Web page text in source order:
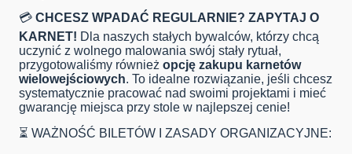
💳 CHCESZ WPADAĆ REGULARNIE? ZAPYTAJ O
KARNET! Dla naszych stałych bywalców, którzy chcą
uczynić z wolnego malowania swój stały rytuał,
przygotowaliśmy również opcję zakupu karnetów
wielowejściowych. To idealne rozwiązanie, jeśli chcesz
systematycznie pracować nad swoimi projektami i mieć
gwarancję miejsca przy stole w najlepszej cenie!
⏳ WAŻNOŚĆ BILETÓW I ZASADY ORGANIZACYJNE: